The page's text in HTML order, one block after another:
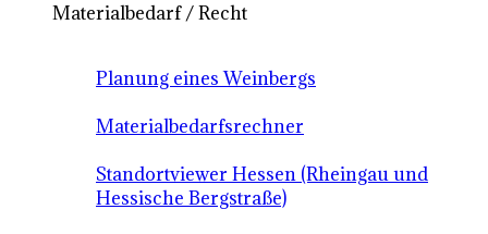
Materialbedarf / Recht
Planung eines Weinbergs
Materialbedarfsrechner
Standortviewer Hessen (Rheingau und
Hessische Bergstraße)